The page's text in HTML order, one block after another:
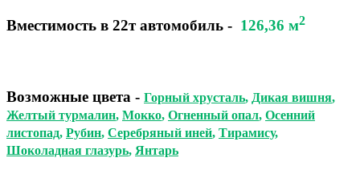
Вместимость в 22т автомобиль - 126,36 м2
Возможные цвета - Горный хрусталь, Дикая вишня,
Желтый турмалин, Мокко, Огненный опал, Осенний
листопад, Рубин, Серебряный иней, Тирамису,
Шоколадная глазурь, Янтарь